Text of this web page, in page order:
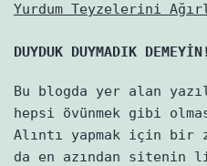
Yurdum Teyzelerini
DUYDUK DUYMADIK
Bu blogda yer alan
hepsi övünmek gibi
Alıntı yapmak için bir
da en azından sitenin